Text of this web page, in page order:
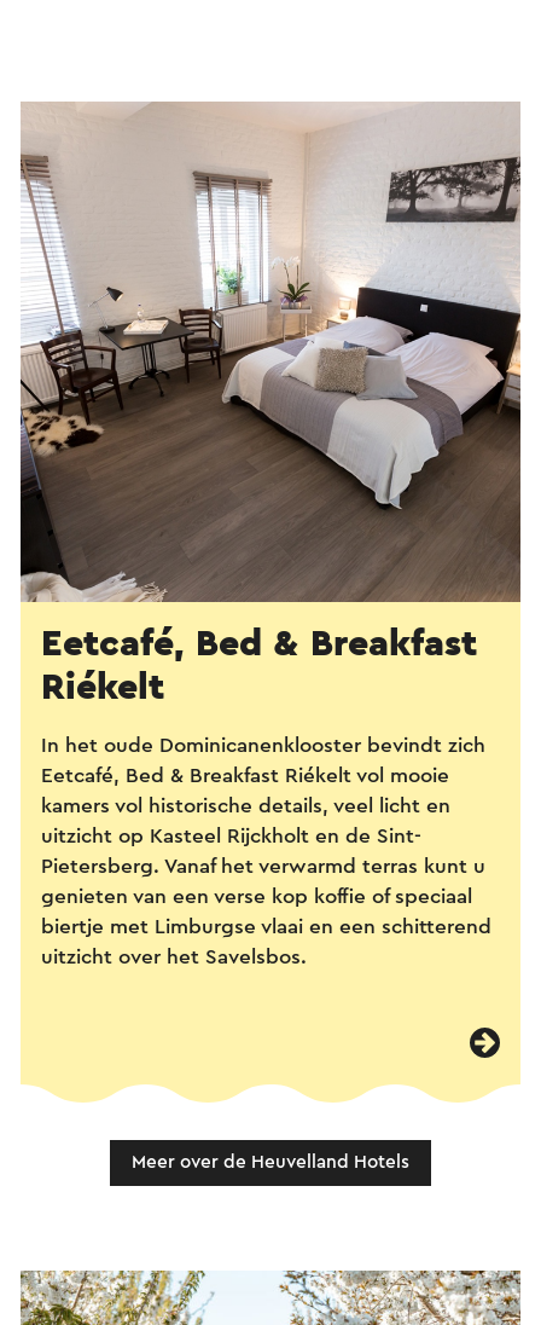
Eetcafé, Bed & Breakfast
Riékelt
In het oude Dominicanenklooster bevindt zich
Eetcafé, Bed & Breakfast Riékelt vol mooie
kamers vol historische details, veel licht en
uitzicht op Kasteel Rijckholt en de Sint-
Pietersberg. Vanaf het verwarmd terras kunt u
genieten van een verse kop koffie of speciaal
biertje met Limburgse vlaai en een schitterend
uitzicht over het Savelsbos.
Meer over de Heuvelland Hotels